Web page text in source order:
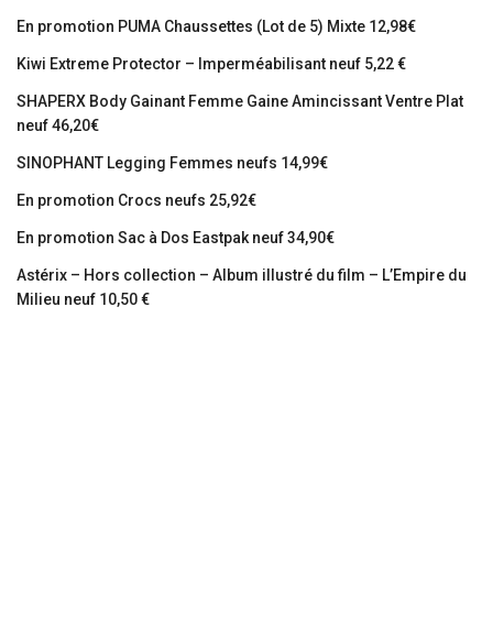
En promotion PUMA Chaussettes (Lot de 5) Mixte 12,98€
Kiwi Extreme Protector – Imperméabilisant neuf 5,22 €
SHAPERX Body Gainant Femme Gaine Amincissant Ventre Plat
neuf 46,20€
SINOPHANT Legging Femmes neufs 14,99€
En promotion Crocs neufs 25,92€
En promotion Sac à Dos Eastpak neuf 34,90€
Astérix – Hors collection – Album illustré du film – L’Empire du
Milieu neuf 10,50 €